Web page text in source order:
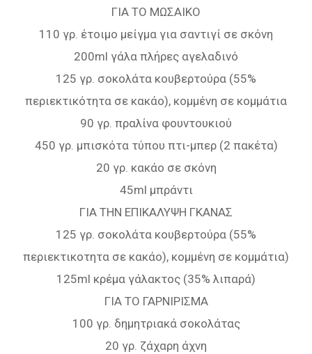
ΓΙΑ ΤΟ ΜΩΣΑΙΚΟ
110 γρ. έτοιμο μείγμα για σαντιγί σε σκόνη
200ml γάλα πλήρες αγελαδινό
125 γρ. σοκολάτα κουβερτούρα (55%
περιεκτικότητα σε κακάο), κομμένη σε κομμάτια
90 γρ. πραλίνα φουντουκιού
450 γρ. μπισκότα τύπου πτι-μπερ (2 πακέτα)
20 γρ. κακάο σε σκόνη
45ml μπράντι
ΓΙΑ ΤΗΝ ΕΠΙΚΑΛΥΨΗ ΓΚΑΝΑΣ
125 γρ. σοκολάτα κουβερτούρα (55%
περιεκτικοτητα σε κακάο), κομμένη σε κομμάτια)
125ml κρέμα γάλακτος (35% λιπαρά)
ΓΙΑ ΤΟ ΓΑΡΝΙΡΙΣΜΑ
100 γρ. δημητριακά σοκολάτας
20 γρ. ζάχαρη άχνη